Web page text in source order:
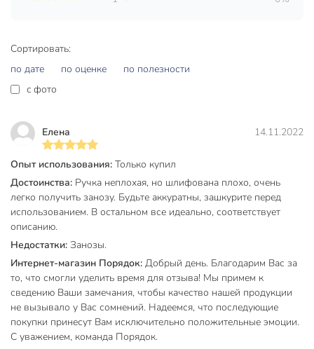
Сортировать:
по дате
по оценке
по полезности
c фото
Елена 14.11.2022
Опыт использования: Только купил
Достоинства: Ручка неплохая, но шлифована плохо, очень
легко получить занозу. Будьте аккуратны, зашкурите перед
использованием. В остальном все идеально, соответствует
описанию.
Недостатки: Занозы.
Интернет-магазин Порядок: Добрый день. Благодарим Вас за
то, что смогли уделить время для отзыва! Мы примем к
сведению Ваши замечания, чтобы качество нашей продукции
не вызывало у Вас сомнений. Надеемся, что последующие
покупки принесут Вам исключительно положительные эмоции.
С уважением, команда Порядок.